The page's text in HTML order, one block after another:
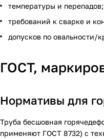
температуры и перепадов;
требований к сварке и
допусков по овальности/
ГОСТ,
Нормативы для
Труба бесшовная
применяют ГОСТ 8732) с